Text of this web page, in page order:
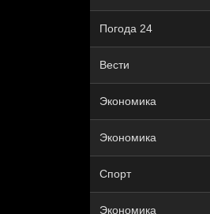
Погода 24
Вести
Экономика
Экономика
Спорт
Экономика